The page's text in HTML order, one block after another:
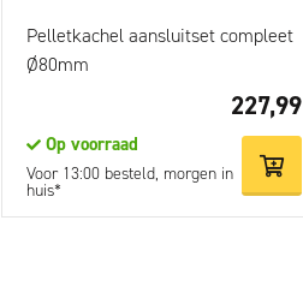
Pelletkachel aansluitset compleet
Ø80mm
227,99
Op voorraad
Voor 13:00 besteld, morgen in
huis*